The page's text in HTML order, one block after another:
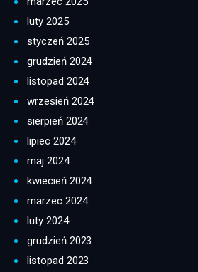
luty 2025
styczeń 2025
grudzień 2024
listopad 2024
wrzesień 2024
sierpień 2024
lipiec 2024
maj 2024
kwiecień 2024
marzec 2024
luty 2024
grudzień 2023
listopad 2023